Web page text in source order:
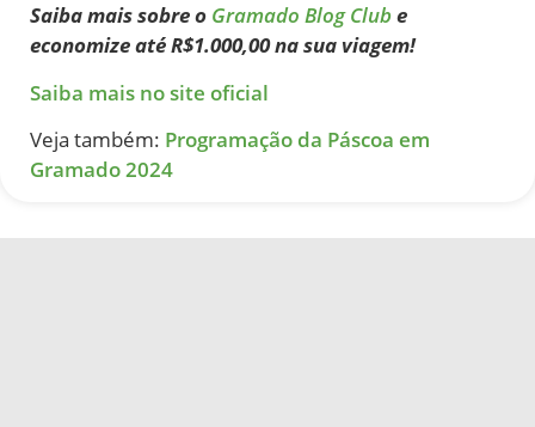
Saiba mais sobre o Gramado Blog Clube
economize até R$1.000,00 na sua viagem!
Saiba mais no site oficial
Veja também: Programação da Páscoa em
Gramado 2024